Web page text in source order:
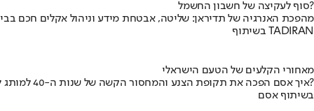
סוף לעקיצה של חשבון החשמל?
מהפכת האנרגיה של תדיראן: שליטה, אבטחת מידע וניהול אקלים חכם
בשיתוף TADIRAN
מאחורי הקלעים של הטעם הישראלי
איך אסם הפכה את תקופת הצנע והמחסור הקשה של שנות ה-40 למותג לאומי?
בשיתוף אסם